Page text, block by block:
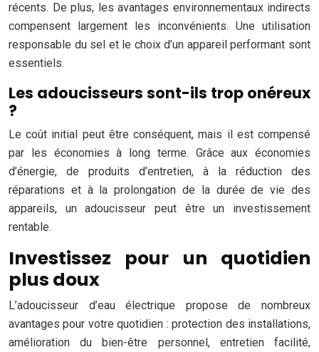
récents. De plus, les avantages environnementaux indirects
compensent largement les inconvénients. Une utilisation
responsable du sel et le choix d’un appareil performant sont
essentiels.
Les adoucisseurs sont-ils trop onéreux
?
Le coût initial peut être conséquent, mais il est compensé
par les économies à long terme. Grâce aux économies
d’énergie, de produits d’entretien, à la réduction des
réparations et à la prolongation de la durée de vie des
appareils, un adoucisseur peut être un investissement
rentable.
Investissez pour un quotidien
plus doux
L’adoucisseur d’eau électrique propose de nombreux
avantages pour votre quotidien : protection des installations,
amélioration du bien-être personnel, entretien facilité,